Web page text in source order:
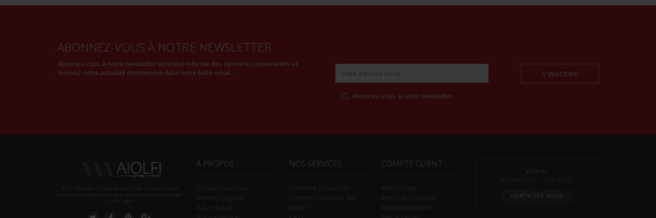
ABONNEZ-VOUS À NOTRE NEWSLETTER
Abonnez-vous à notre newsletter et restez informé des dernières nouveautés et
recevez notre actualité directement dans votre boite email.
Abonnez-vous à notre newsletter
S'INSCRIRE
À PROPOS NOS SERVICES COMPTE CLIENT
CONTACTEZ-NOUS